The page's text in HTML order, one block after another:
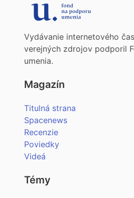
Vydávanie internetového
verejných zdrojov podporil
umenia.
Magazín
Titulná strana
Spacenews
Recenzie
Poviedky
Videá
Témy